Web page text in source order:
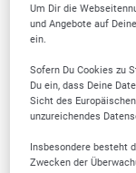
Um Dir die
und Angebote auf
ein.
Sofern Du Cookies zu
Du ein, dass Deine
Sicht des
unzureichendes
Insbesondere besteht
Zwecken der